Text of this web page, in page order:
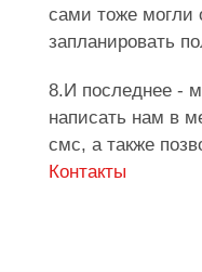
сами тоже могли
запланировать
8.И последнее -
написать нам в
смс, а также
Контакты